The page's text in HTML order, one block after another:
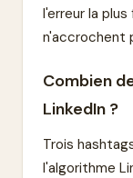
l'erreur la
n'accrochent
Combien
LinkedIn ?
Trois
l'algorithme